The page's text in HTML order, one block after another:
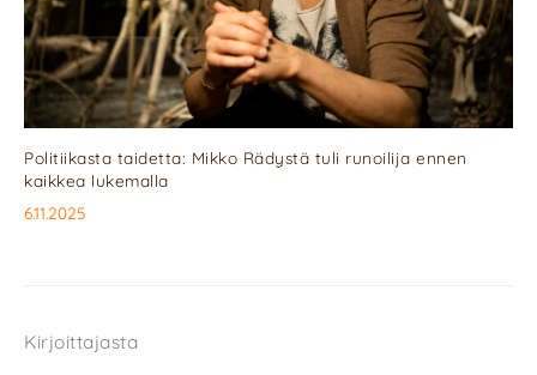
Politiikasta taidetta: Mikko Rädystä tuli runoilija ennen
kaikkea lukemalla
6.11.2025
Kirjoittajasta